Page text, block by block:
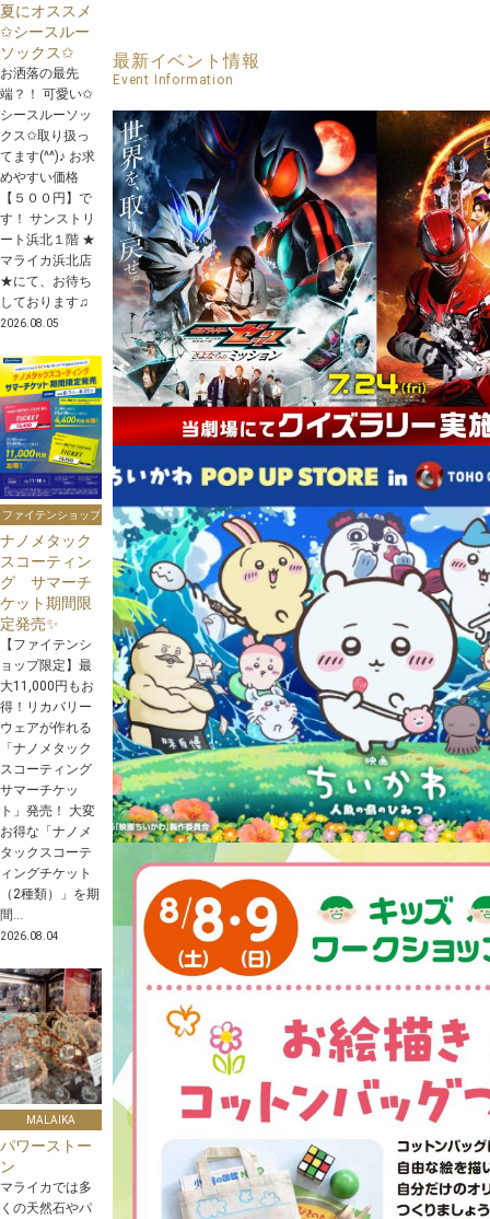
夏にオススメ
✩シースルー
ソックス✩
お洒落の最先
端？！ 可愛い✩
シースルーソッ
クス✩取り扱っ
てます(^^)♪ お求
めやすい価格
【５００円】で
す！ サンストリ
ート浜北１階 ★
マライカ浜北店
★にて、お待ち
しております♫
2026.08.05
ファイテンショップ
ナノメタック
スコーティン
グ サマーチ
ケット期間限
定発売✨
【ファイテンシ
ョップ限定】最
大11,000円もお
得！リカバリー
ウェアが作れる
「ナノメタック
スコーティング
サマーチケッ
ト」発売！ 大変
お得な「ナノメ
タックスコーテ
ィングチケット
（2種類）」を期
間...
2026.08.04
MALAIKA
パワーストー
ン
マライカでは多
くの天然石やパ
最新イベント情報
Event Information